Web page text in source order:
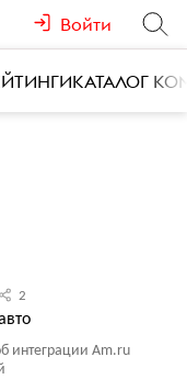
Войти
КАТАЛОГ
2
интеграции Am.ru